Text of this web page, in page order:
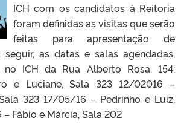
ICH com os candidatos à Reitoria
foram definidas as visitas que serão
feitas para apresentação de
seguir, as datas e salas agendadas,
ICH da Rua Alberto Rosa, 154:
e Luciane, Sala 323 12/02016 –
323 17/05/16 – Pedrinho e Luiz,
Fábio e Márcia, Sala 202